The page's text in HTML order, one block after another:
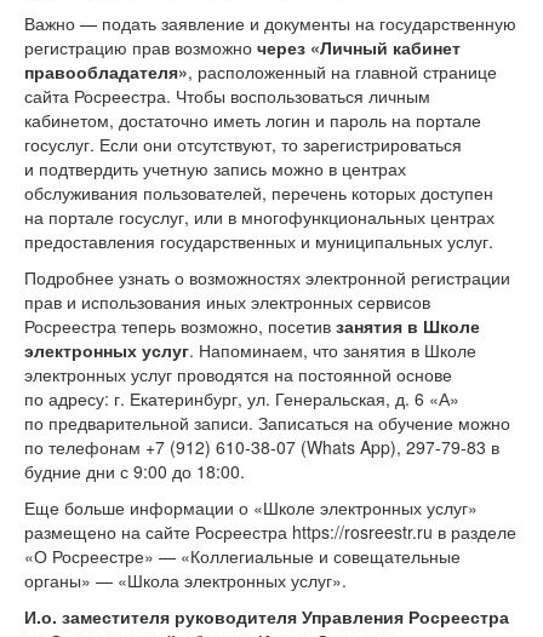
Важно — подать заявление и документы на государственную
регистрацию прав возможно через «Личный кабинет
правообладателя», расположенный на главной странице
сайта Росреестра. Чтобы воспользоваться личным
кабинетом, достаточно иметь логин и пароль на портале
госуслуг. Если они отсутствуют, то зарегистрироваться
и подтвердить учетную запись можно в центрах
обслуживания пользователей, перечень которых доступен
на портале госуслуг, или в многофункциональных центрах
предоставления государственных и муниципальных услуг.
Подробнее узнать о возможностях электронной регистрации
прав и использования иных электронных сервисов
Росреестра теперь возможно, посетив занятия в Школе
электронных услуг. Напоминаем, что занятия в Школе
электронных услуг проводятся на постоянной основе
по адресу: г. Екатеринбург, ул. Генеральская, д. 6 «А»
по предварительной записи. Записаться на обучение можно
по телефонам +7 (912) 610-38-07 (Whats App), 297-79-83 в
будние дни с 9:00 до 18:00.
Еще больше информации о «Школе электронных услуг»
размещено на сайте Росреестра https://rosreestr.ru в разделе
«О Росреестре» — «Коллегиальные и совещательные
органы» — «Школа электронных услуг».
И.о. заместителя руководителя Управления Росреестра